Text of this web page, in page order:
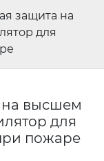
защита на
для
высшем
для
пожаре